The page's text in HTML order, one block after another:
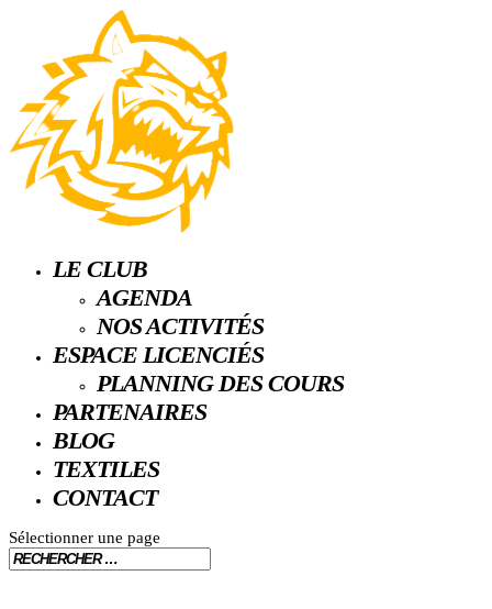
LE CLUB
AGENDA
NOS ACTIVITÉS
ESPACE LICENCIÉS
PLANNING DES COURS
PARTENAIRES
BLOG
TEXTILES
CONTACT
Sélectionner une page